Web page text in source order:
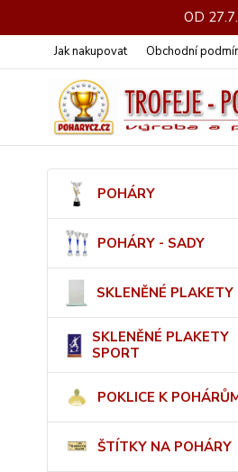
OD
Jak nakupovat Obchodní
POHÁRY
POHÁRY - SADY
SKLENĚNÉ PLAKETY
SKLENĚNÉ PLAKETY
SPORT
POKLICE K
ŠTÍTKY NA POHÁRY